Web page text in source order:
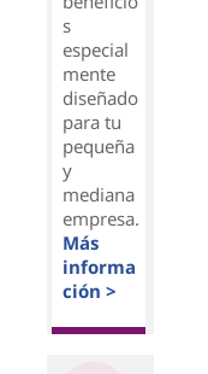
s
especial
mente
diseñado
para tu
pequeña
y
mediana
empresa.
Más
informa
ción >